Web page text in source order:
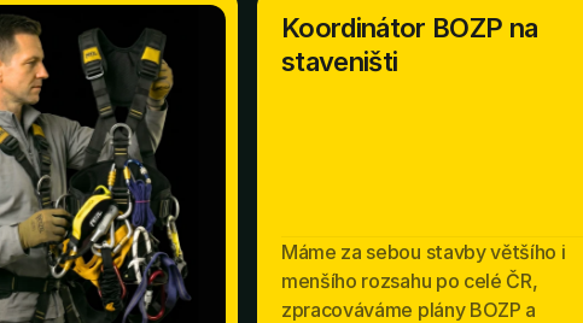
Koordinátor BOZP na
staveništi
Máme za sebou stavby většího i
menšího rozsahu po celé ČR,
zpracováváme plány BOZP a